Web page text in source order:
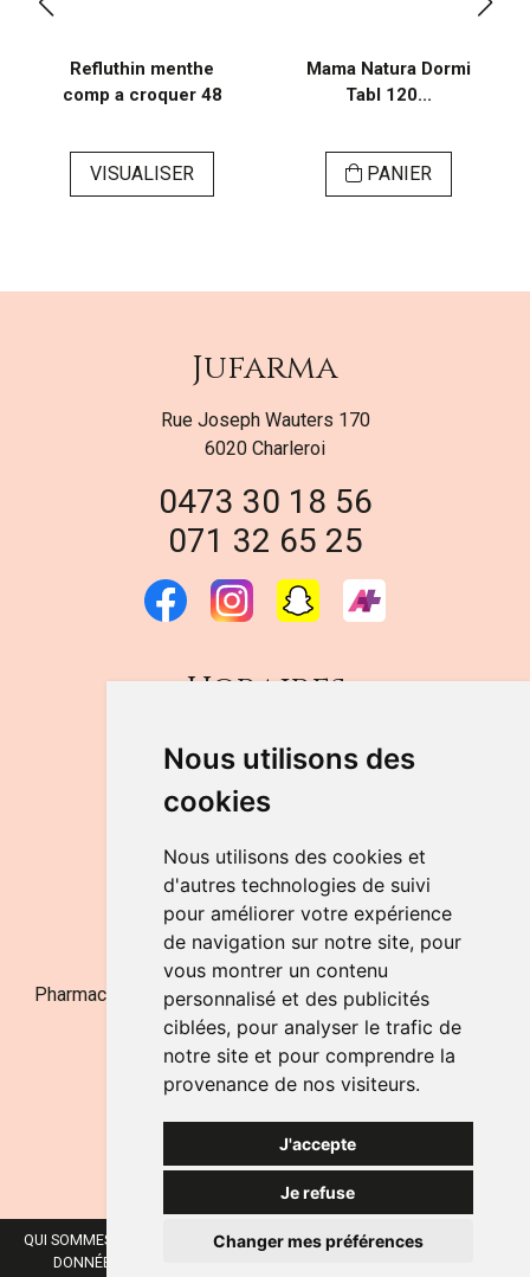
Nous utilisons des
cookies
Nous utilisons des cookies et
d'autres technologies de suivi
pour améliorer votre expérience
de navigation sur notre site, pour
vous montrer un contenu
personnalisé et des publicités
ciblées, pour analyser le trafic de
notre site et pour comprendre la
provenance de nos visiteurs.
J'accepte
Je refuse
Changer mes préférences
Refluthin menthe
comp a croquer 48
VISUALISER
Mama Natura Dormi
Tabl 120...
PANIER
Jufarma
Rue Joseph Wauters 170
6020 Charleroi
0473 30 18 56
071 32 65 25
Horaires
DU LUNDI AU VENDREDI
de 9h à 12h30 et de 14h à 18h
LE SAMEDI
de 9h à 12h30
NOUS CONTACTER
Pharmacie Jufarma - Fatima Abachra - APB 521704 - N°
Entreprise BE0882-700-592
QUI SOMMES-NOUS ? NOS MARQUES MENTIONS LÉGALES
DONNÉES PERSONNELLES